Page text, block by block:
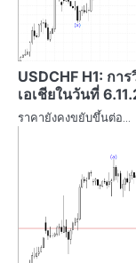
USDCHF H1: กา
เอเชียในวันที่
ราคายังคงขยับขึ้นต่อ…